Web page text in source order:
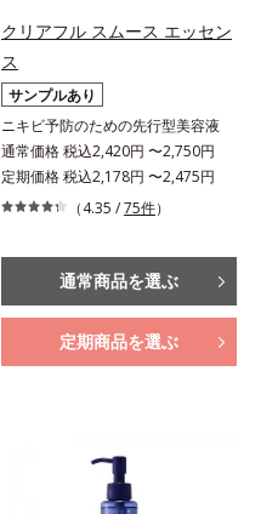
クリアフル スムース エッセン
ス
サンプルあり
ニキビ予防のための先行型美容液
通常価格 税込2,420円 〜2,750円
定期価格 税込2,178円 〜2,475円
（4.35 /75件）
通常商品を選ぶ
定期商品を選ぶ